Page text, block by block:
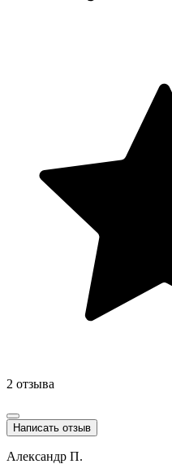
2 отзыва
Написать отзыв
Александр П.